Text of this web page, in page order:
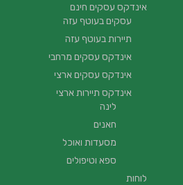
אינדקס עסקים חינם
עסקים בעוטף עזה
תיירות בעוטף עזה
אינדקס עסקים מרחבי
אינדקס עסקים ארצי
אינדקס תיירות ארצי
לינה
חאנים
מסעדות ואוכל
ספא וטיפולים
לוחות